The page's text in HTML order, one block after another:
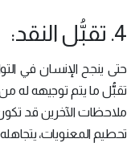
4. تقبُّل النقد:
حتى ينجح الإنسان في
تقبُّل ما يتم توجيهه له
ملاحظات الآخرين قد تكون
تحطيم المعنويات،